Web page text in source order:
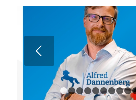
Weiter
1 2 3